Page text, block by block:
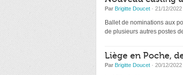
Par Brigitte Doucet · 21/12/2022
Ballet de nominations aux
de plusieurs autres postes
Liège en Poche,
Par Brigitte Doucet · 20/12/2022